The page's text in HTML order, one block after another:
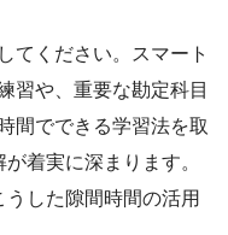
てください。スマート
習や、重要な勘定科目
間でできる学習法を取
着実に深まります。
した隙間時間の活用